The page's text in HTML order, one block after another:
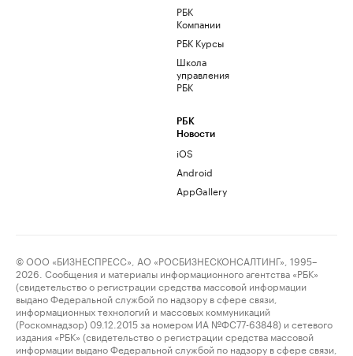
РБК
Компании
РБК Курсы
Школа
управления
РБК
РБК
Новости
iOS
Android
AppGallery
© ООО «БИЗНЕСПРЕСС», АО «РОСБИЗНЕСКОНСАЛТИНГ», 1995–
2026. Сообщения и материалы информационного агентства «РБК»
(свидетельство о регистрации средства массовой информации
выдано Федеральной службой по надзору в сфере связи,
информационных технологий и массовых коммуникаций
(Роскомнадзор) 09.12.2015 за номером ИА №ФС77-63848) и сетевого
издания «РБК» (свидетельство о регистрации средства массовой
информации выдано Федеральной службой по надзору в сфере связи,